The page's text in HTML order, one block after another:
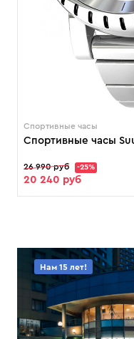
Спортивные часы
Спортивные часы
26 990 руб -25%
20 240 руб
Нам 15 лет!